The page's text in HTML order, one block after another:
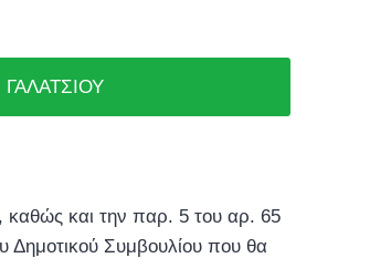
καθώς και την παρ. 5 του αρ. 65
Συμβουλίου που θα